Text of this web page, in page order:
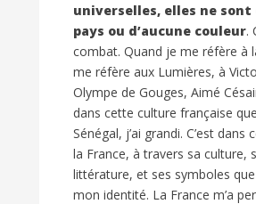
universelles, elles ne sont
pays ou d’aucune couleur.
combat. Quand je me réfère à
me réfère aux Lumières, à
Olympe de Gouges, Aimé
dans cette culture française
Sénégal, j’ai grandi. C’est dans
la France, à travers sa culture,
littérature, et ses symboles que
mon identité. La France m’a